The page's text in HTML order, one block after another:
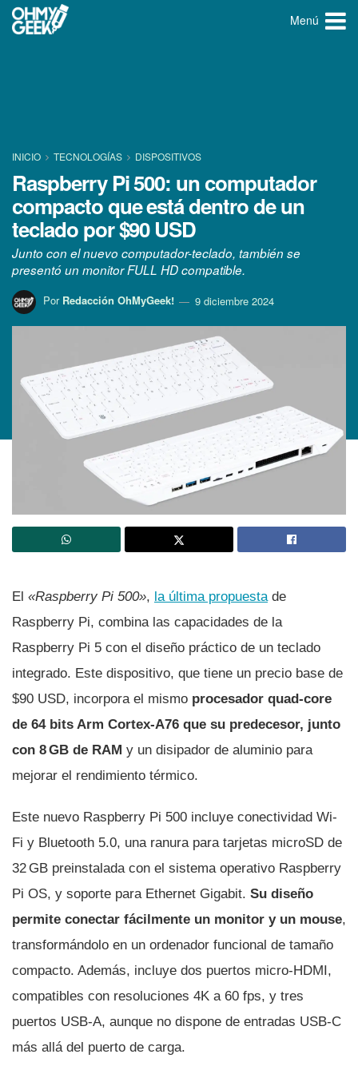
Menú
INICIO TECNOLOGÍ­AS DISPOSITIVOS
Raspberry Pi 500: un computador
compacto que está dentro de un
teclado por $90 USD
Junto con el nuevo computador-teclado, también se
presentó un monitor FULL HD compatible.
Por Redacción OhMyGeek! 9 diciembre 2024
El «Raspberry Pi 500», la última propuesta de
Raspberry Pi, combina las capacidades de la
Raspberry Pi 5 con el diseño práctico de un teclado
integrado. Este dispositivo, que tiene un precio base de
$90 USD, incorpora el mismo procesador quad-core
de 64 bits Arm Cortex-A76 que su predecesor, junto
con 8 GB de RAM y un disipador de aluminio para
mejorar el rendimiento térmico.
Este nuevo Raspberry Pi 500 incluye conectividad Wi-
Fi y Bluetooth 5.0, una ranura para tarjetas microSD de
32 GB preinstalada con el sistema operativo Raspberry
Pi OS, y soporte para Ethernet Gigabit. Su diseño
permite conectar fácilmente un monitor y un mouse,
transformándolo en un ordenador funcional de tamaño
compacto. Además, incluye dos puertos micro-HDMI,
compatibles con resoluciones 4K a 60 fps, y tres
puertos USB-A, aunque no dispone de entradas USB-C
más allá del puerto de carga.